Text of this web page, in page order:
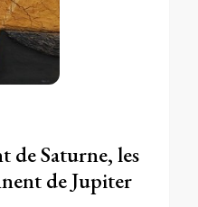
de Saturne, les
de Jupiter